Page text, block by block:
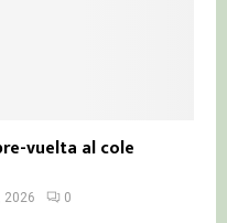
vuelta al cole
2026 0